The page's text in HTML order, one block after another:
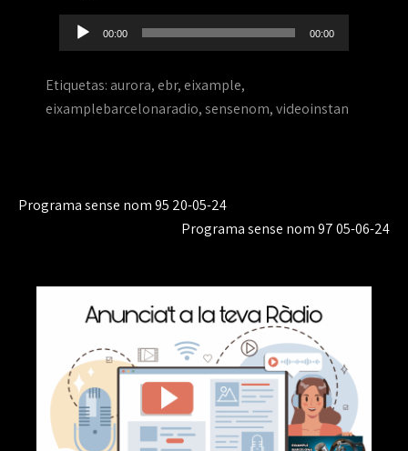
Reproductor
de
00:00 00:00
Etiquetas: aurora, ebr, eixample,
eixamplebarcelonaradio,sensenom,videoinstan
Navegación
Programa sense nom 95 20-05-24
Programa sense nom 97 05-06-24